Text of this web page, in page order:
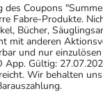
des Coupons
Fabre-Produkte.
Bücher,
mit anderen
und nur
App. Gültig:
Wir behalten